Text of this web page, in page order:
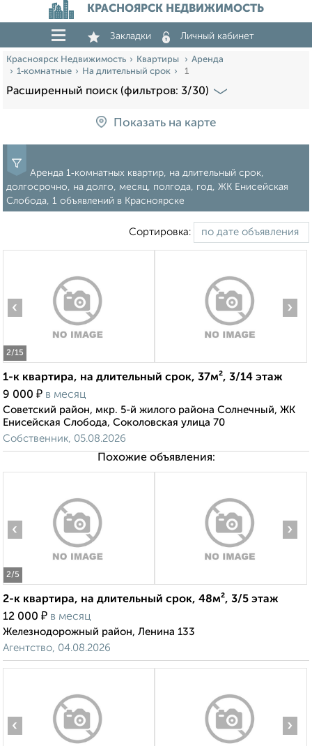
КРАСНОЯРСК НЕДВИЖИМОСТЬ
Закладки Личный кабинет
Красноярск Недвижимость Квартиры
Аренда
1‑комнатные
На длительный срок 1
Расширенный поиск (фильтров: 3/30)
Показать на карте
Аренда 1‑комнатных квартир, на длительный срок,
долгосрочно, на долго, месяц, полгода, год, ЖК Енисейская
Слобода, 1 объявлений в Красноярске
Сортировка:
2/15
‹ ›
1-к квартира, на длительный срок, 37м², 3/14 этаж
9 000 ₽ в месяц
Советский район, мкр. 5-й жилого района Солнечный, ЖК
Енисейская Слобода, Соколовская улица 70
Собственник, 05.08.2026
Похожие объявления:
2/5
‹ ›
2-к квартира, на длительный срок, 48м², 3/5 этаж
12 000 ₽ в месяц
Железнодорожный район, Ленина 133
Агентство, 04.08.2026
‹ ›